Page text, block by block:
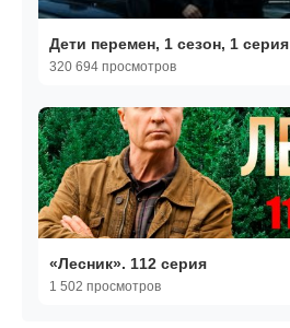
Дети перемен, 1 сезон, 1 серия
320 694 просмотров
«Лесник». 112 серия
1 502 просмотров